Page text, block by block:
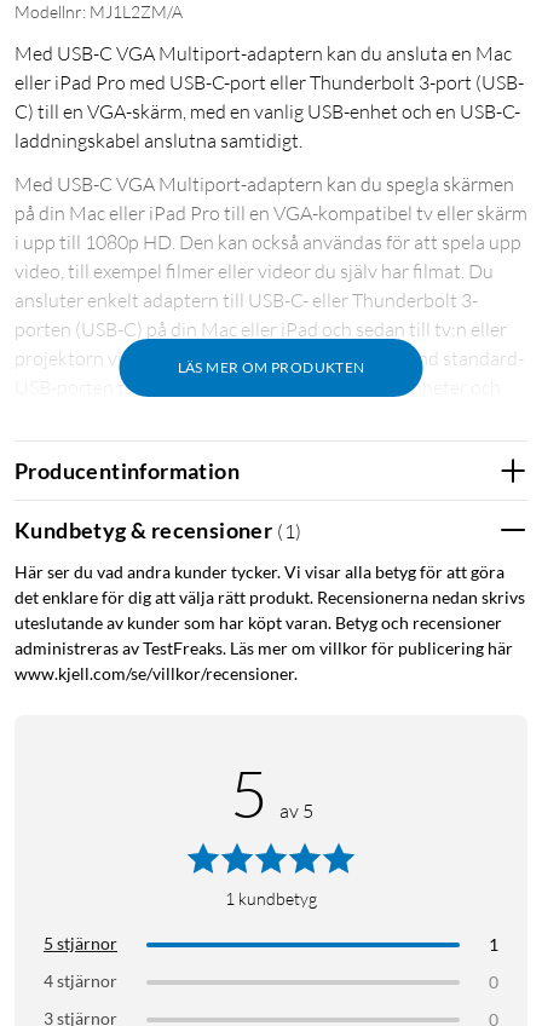
Modellnr: MJ1L2ZM/A
Med USB-C VGA Multiport-adaptern kan du ansluta en Mac
eller iPad Pro med USB-C-port eller Thunderbolt 3-port (USB-
C) till en VGA-skärm, med en vanlig USB-enhet och en USB-C-
laddningskabel anslutna samtidigt.
LÄS MER OM PRODUKTEN
Med USB-C VGA Multiport-adaptern kan du spegla skärmen
på din Mac eller iPad Pro till en VGA-kompatibel tv eller skärm
i upp till 1080p HD. Den kan också användas för att spela upp
video, till exempel filmer eller videor du själv har filmat. Du
ansluter enkelt adaptern till USB-C- eller Thunderbolt 3-
porten (USB-C) på din Mac eller iPad och sedan till tv:n eller
projektorn via en VGA-kabel (säljs separat). Använd standard-
USB-porten till att ansluta enheter såsom flashenheter och
iPad eller iPod. Du kan även ansluta en laddningskabel till
USB-C-porten om du vill ladda din Mac eller iPad Pro. Kräver
en VGA-kabel (säljs separat) för anslutning till en tv eller
projektor.
Producentinformation
Kundbetyg & recensioner ( 1 )
Här ser du vad andra kunder tycker. Vi visar alla betyg för att göra
det enklare för dig att välja rätt produkt. Recensionerna nedan skrivs
uteslutande av kunder som har köpt varan. Betyg och recensioner
administreras av TestFreaks. Läs mer om villkor för publicering här
www.kjell.com/se/villkor/recensioner.
5 av 5
1 kundbetyg
5 stjärnor
1
4 stjärnor
0
3 stjärnor
0